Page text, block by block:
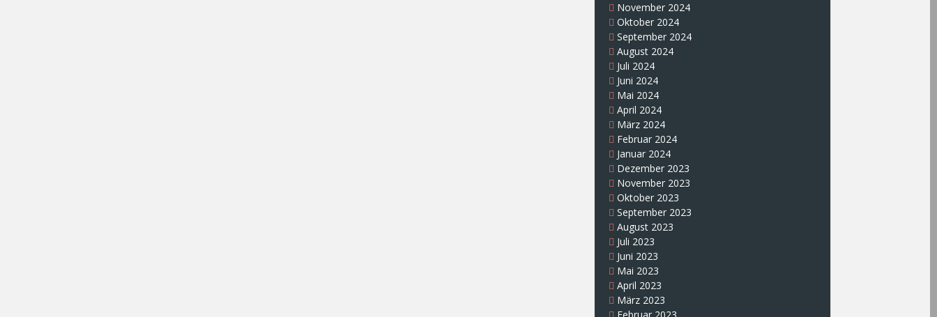
November 2024
Oktober 2024
September 2024
August 2024
Juli 2024
Juni 2024
Mai 2024
April 2024
März 2024
Februar 2024
Januar 2024
Dezember 2023
November 2023
Oktober 2023
September 2023
August 2023
Juli 2023
Juni 2023
Mai 2023
April 2023
März 2023